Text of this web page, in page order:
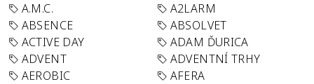
A.M.C.
A2LARM
ABSENCE
ABSOLVET
ACTIVE DAY
ADAM ĎURICA
ADVENT
ADVENTNÍ TRHY
AEROBIC
AFERA